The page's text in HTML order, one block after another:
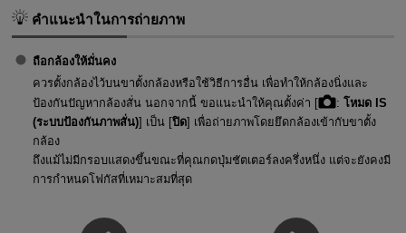
คำแนะนำในการถ่ายภาพ
ถือกล้องให้มั่นคง
ควรตั้งกล้องไว้บนขาตั้งกล้องหรือใช้วิธีการอื่น เพื่อทำให้กล้องนิ่งและ
ป้องกันปัญหากล้องสั่น นอกจากนี้ ขอแนะนำให้คุณตั้งค่า [
: โหมด IS
(ระบบป้องกันภาพสั่น)] เป็น [ปิด] เพื่อถ่ายภาพโดยยึดกล้องเข้ากับขาตั้ง
กล้อง
ถึงแม้ไม่มีกรอบแสดงขึ้นขณะที่คุณกดปุ่มชัตเตอร์ลงครึ่งหนึ่ง แต่จะยังคงมี
การกำหนดโฟกัสที่เหมาะสมที่สุด